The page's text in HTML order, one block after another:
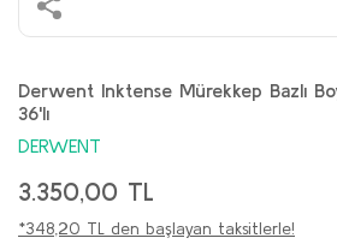
Derwent Inktense Mürekkep Bazlı
36'lı
DERWENT
3.350,00 TL
*348,20 TL den başlayan taksitlerle!